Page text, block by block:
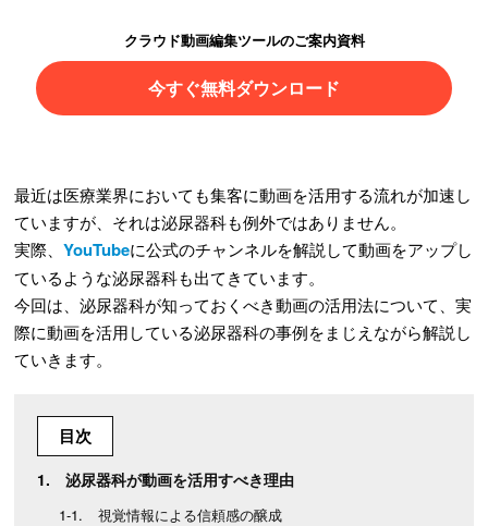
クラウド動画編集ツールのご案内資料
今すぐ無料ダウンロード
最近は医療業界においても集客に動画を活用する流れが加速し
ていますが、それは泌尿器科も例外ではありません。
実際、YouTubeに公式のチャンネルを解説して動画をアップし
ているような泌尿器科も出てきています。
今回は、泌尿器科が知っておくべき動画の活用法について、実
際に動画を活用している泌尿器科の事例をまじえながら解説し
ていきます。
目次
泌尿器科が動画を活用すべき理由
視覚情報による信頼感の醸成